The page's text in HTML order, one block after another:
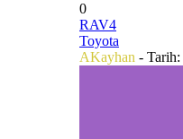
0
RAV4
Toyota
AKayhan - Tarih: